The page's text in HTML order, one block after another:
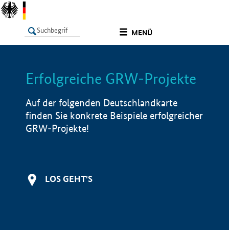
MENÜ
LISTE Info
Erfolgreiche GRW-Projekte
Auf der folgenden Deutschlandkarte
finden Sie konkrete Beispiele erfolgreicher
GRW-Projekte!
LOS GEHT'S